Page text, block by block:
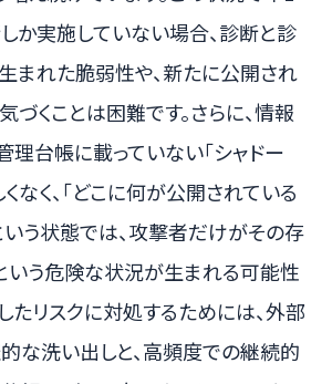
か実施していない場合、診断と診
まれた脆弱性や、新たに公開され
くことは困難です。さらに、情報
理台帳に載っていない「シャドー
なく、「どこに何が公開されている
いう状態では、攻撃者だけがその存
いう危険な状況が生まれる可能性
たリスクに対処するためには、外部
な洗い出しと、高頻度での継続的